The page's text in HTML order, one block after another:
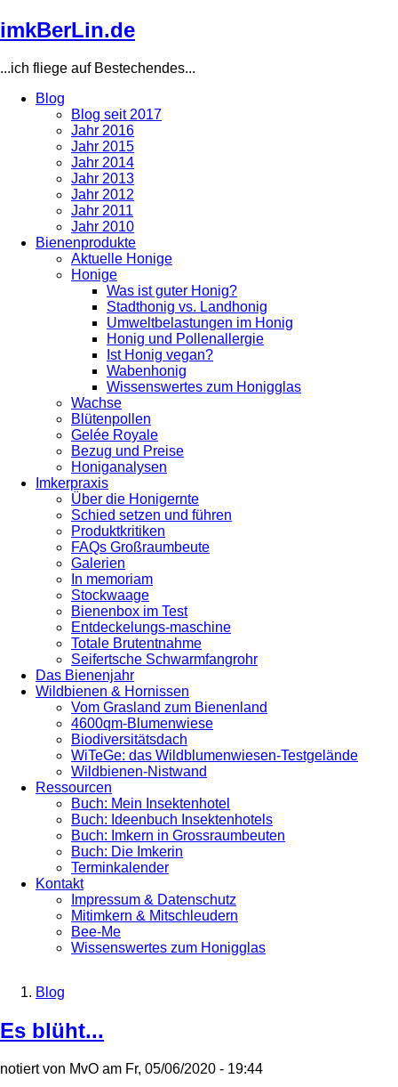
Direkt
zum
imkBerLin.de
...ich fliege auf Bestechendes...
navigation
Blog
Blog seit 2017
Jahr 2016
Jahr 2015
Jahr 2014
Jahr 2013
Jahr 2012
Jahr 2011
Jahr 2010
Bienenprodukte
Aktuelle Honige
Honige
Was ist guter Honig?
Stadthonig vs. Landhonig
Umweltbelastungen im Honig
Honig und Pollenallergie
Ist Honig vegan?
Wabenhonig
Wissenswertes zum Honigglas
Wachse
Blütenpollen
Gelée Royale
Bezug und Preise
Honiganalysen
Imkerpraxis
Über die Honigernte
Schied setzen und führen
Produktkritiken
FAQs Großraumbeute
Galerien
In memoriam
Stockwaage
Bienenbox im Test
Entdeckelungs-maschine
Totale Brutentnahme
Seifertsche Schwarmfangrohr
Das Bienenjahr
Wildbienen & Hornissen
Vom Grasland zum Bienenland
4600qm-Blumenwiese
Biodiversitätsdach
WiTeGe: das Wildblumenwiesen-Testgelände
Wildbienen-Nistwand
Ressourcen
Buch: Mein Insektenhotel
Buch: Ideenbuch Insektenhotels
Buch: Imkern in Grossraumbeuten
Buch: Die Imkerin
Terminkalender
Kontakt
Impressum & Datenschutz
Mitimkern & Mitschleudern
Bee-Me
Wissenswertes zum Honigglas
Blog
Es blüht...
notiert von MvO am Fr, 05/06/2020 - 19:44